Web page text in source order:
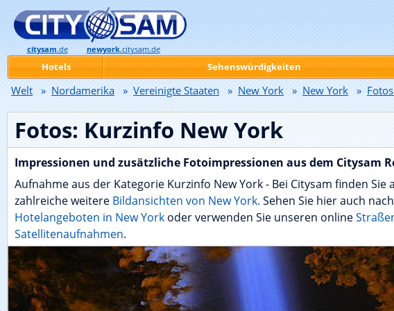
Fotos: Kurzinfo New York
Impressionen und zusätzliche Fotoimpressionen aus dem Citysam
Aufnahme aus der Kategorie Kurzinfo New York - Bei Citysam finden Sie
zahlreiche weitere Bildansichten von New York. Sehen Sie hier auch
Hotelangeboten in New York oder verwenden Sie unseren online
Satellitenaufnahmen.
citysam.de newyork.citysam.de
Hotels Sehenswürdigkeiten
Welt » Nordamerika » Vereinigte Staaten » New York » New York »